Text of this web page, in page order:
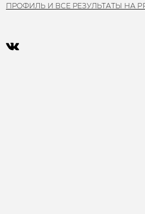
ПРОФИЛЬ И ВСЕ РЕЗУЛЬТАТЫ НА
На свой первый велосипед
2003 году мама предложила
на тульском велотреке. И 8
первый раз пришла на одно